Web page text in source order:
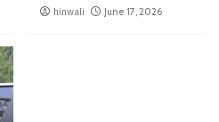
hinwali June 17, 2026